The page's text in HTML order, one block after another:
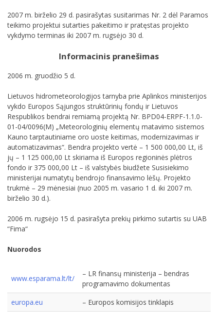
2007 m. birželio 29 d. pasirašytas susitarimas Nr. 2 dėl Paramos
teikimo projektui sutarties pakeitimo ir pratęstas projekto
vykdymo terminas iki 2007 m. rugsėjo 30 d.
Informacinis pranešimas
2006 m. gruodžio 5 d.
Lietuvos hidrometeorologijos tarnyba prie Aplinkos ministerijos
vykdo Europos Sąjungos struktūrinių fondų ir Lietuvos
Respublikos bendrai remiamą projektą Nr. BPD04-ERPF-1.1.0-
01-04/0096(M) „Meteorologinių elementų matavimo sistemos
Kauno tarptautiniame oro uoste keitimas, modernizavimas ir
automatizavimas“. Bendra projekto vertė – 1 500 000,00 Lt, iš
jų – 1 125 000,00 Lt skiriama iš Europos regioninės plėtros
fondo ir 375 000,00 Lt – iš valstybės biudžete Susisiekimo
ministerijai numatytų bendrojo finansavimo lėšų. Projekto
trukmė – 29 mėnesiai (nuo 2005 m. vasario 1 d. iki 2007 m.
birželio 30 d.).
2006 m. rugsėjo 15 d. pasirašyta prekių pirkimo sutartis su UAB
“Fima“
Nuorodos
www.esparama.lt/lt/
– LR finansų ministerija – bendras
programavimo dokumentas
europa.eu
– Europos komisijos tinklapis